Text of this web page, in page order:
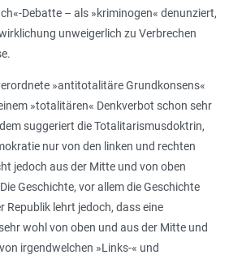
Debatte – als »kriminogen« denunziert,
unweigerlich zu Verbrechen
»antitotalitäre Grundkonsens«
»totalitären« Denkverbot schon sehr
suggeriert die Totalitarismusdoktrin,
nur von den linken und rechten
jedoch aus der Mitte und von oben
Geschichte, vor allem die Geschichte
Republik lehrt jedoch, dass eine
wohl von oben und aus der Mitte und
irgendwelchen »Links-« und